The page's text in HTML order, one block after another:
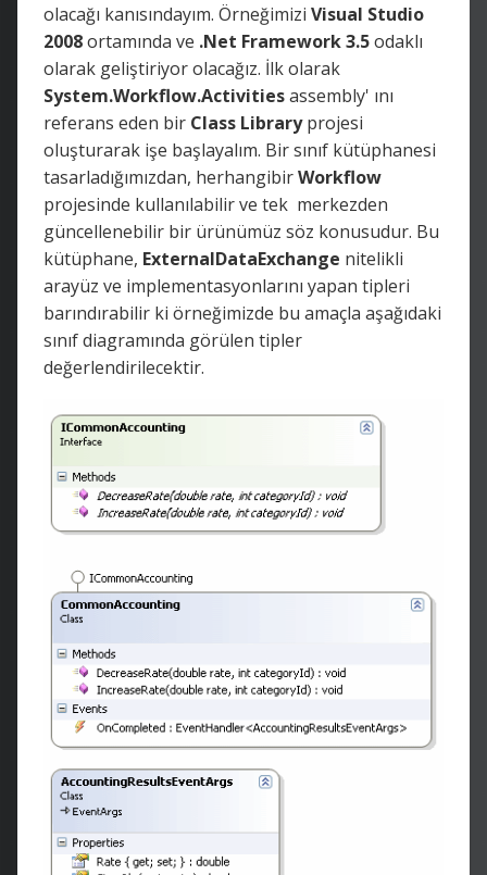
olacağı kanısındayım. Örneğimizi Visual Studio
2008ortamında ve .Net Framework 3.5odaklı
olarak geliştiriyor olacağız. İlk olarak
System.Workflow.Activitiesassembly' ını
referans eden bir Class Libraryprojesi
oluşturarak işe başlayalım. Bir sınıf kütüphanesi
tasarladığımızdan, herhangibirWorkflow
projesinde kullanılabilir ve tek merkezden
güncellenebilir bir ürünümüz söz konusudur. Bu
kütüphane, ExternalDataExchange nitelikli
arayüz ve implementasyonlarını yapan tipleri
barındırabilir ki örneğimizde bu amaçla aşağıdaki
sınıf diagramında görülen tipler
değerlendirilecektir.